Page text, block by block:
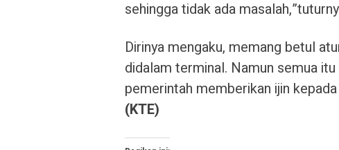
sehingga tidak ada
Dirinya mengaku, memang betul
didalam terminal. Namun semua
pemerintah memberikan ijin
(KTE)